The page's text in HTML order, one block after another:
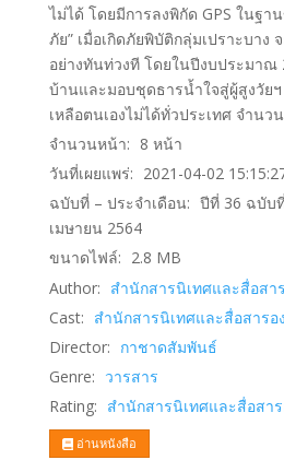
ไม่ได้ โดยมีการลงพิกัด GPS ในฐ
ภัย” เมื่อเกิดภัยพิบัติกลุ่มเปราะบาง
อย่างทันท่วงที โดยในปีงบประมาณ
บ้านและมอบชุดธารน้ำใจสู่ผู้สูงวัย
เหลือตนเองไม่ได้ทั่วประเทศ จำนว
จำนวนหน้า: 8 หน้า
วันที่เผยแพร่: 2021-04-02
ฉบับที่ – ประจำเดือน: ปีที่ 36 ฉบับ
เมษายน 2564
ขนาดไฟล์: 2.8 MB
Author: สำนักสารนิเทศและสื่อสา
Cast: สำนักสารนิเทศและสื่อสารอ
Director: กาชาดสัมพันธ์
Genre: วารสาร
Rating: สำนักสารนิเทศและสื่อสา
อ่านหนังสือ